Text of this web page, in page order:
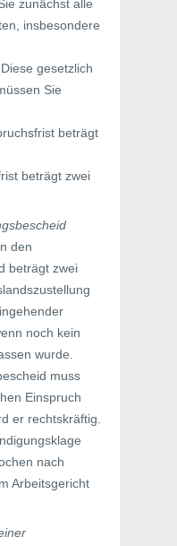
zunächst alle
insbesondere
gesetzlich
Sie
beträgt
beträgt zwei
den
beträgt zwei
noch kein
wurde.
muss
Einspruch
er rechtskräftig.
nach
Arbeitsgericht